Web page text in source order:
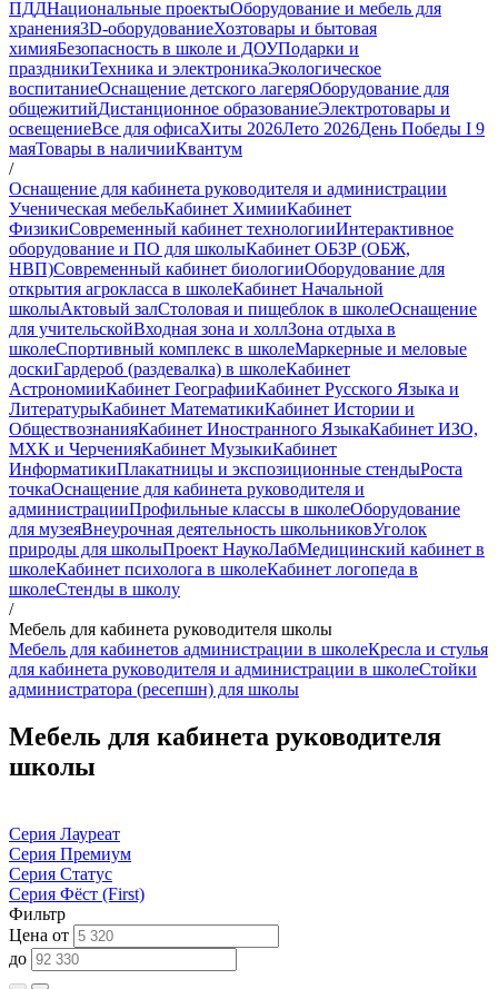
ПДДНациональные проектыОборудование и мебель для
хранения3D-оборудованиеХозтовары и бытовая
химияБезопасность в школе и ДОУПодарки и
праздникиТехника и электроникаЭкологическое
воспитаниеОснащение детского лагеряОборудование для
общежитийДистанционное образованиеЭлектротовары и
освещениеВсе для офисаХиты 2026Лето 2026День Победы I 9
маяТовары в наличииКвантум
/
Оснащение для кабинета руководителя и администрации
Ученическая мебельКабинет ХимииКабинет
ФизикиСовременный кабинет технологииИнтерактивное
оборудование и ПО для школыКабинет ОБЗР (ОБЖ,
НВП)Современный кабинет биологииОборудование для
открытия агрокласса в школеКабинет Начальной
школыАктовый залСтоловая и пищеблок в школеОснащение
для учительскойВходная зона и холлЗона отдыха в
школеСпортивный комплекс в школеМаркерные и меловые
доскиГардероб (раздевалка) в школеКабинет
АстрономииКабинет ГеографииКабинет Русского Языка и
ЛитературыКабинет МатематикиКабинет Истории и
ОбществознанияКабинет Иностранного ЯзыкаКабинет ИЗО,
МХК и ЧерченияКабинет МузыкиКабинет
ИнформатикиПлакатницы и экспозиционные стендыРоста
точкаОснащение для кабинета руководителя и
администрацииПрофильные классы в школеОборудование
для музеяВнеурочная деятельность школьниковУголок
природы для школыПроект НаукоЛабМедицинский кабинет в
школеКабинет психолога в школеКабинет логопеда в
школеСтенды в школу
/
Мебель для кабинета руководителя школы
Мебель для кабинетов администрации в школеКресла и стулья
для кабинета руководителя и администрации в школеСтойки
администратора (ресепшн) для школы
Мебель для кабинета руководителя
школы
Серия Лауреат
Серия Премиум
Серия Статус
Серия Фёст (First)
Фильтр
Цена от
до